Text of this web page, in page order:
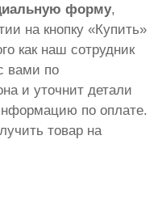
форму,
на кнопку «Купить»
как наш сотрудник
вами по
и уточнит детали
по оплате.
товар на